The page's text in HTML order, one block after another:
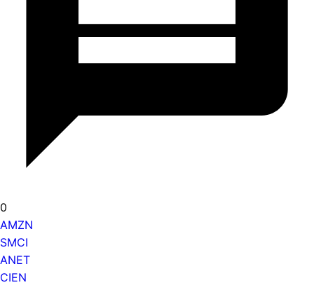
0
AMZN
SMCI
ANET
CIEN